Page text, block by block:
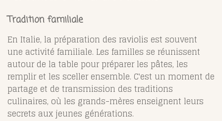
Tradition familiale
En Italie, la préparation des raviolis est souvent
une activité familiale. Les familles se réunissent
autour de la table pour préparer les pâtes, les
remplir et les sceller ensemble. C'est un moment de
partage et de transmission des traditions
culinaires, où les grands-mères enseignent leurs
secrets aux jeunes générations.